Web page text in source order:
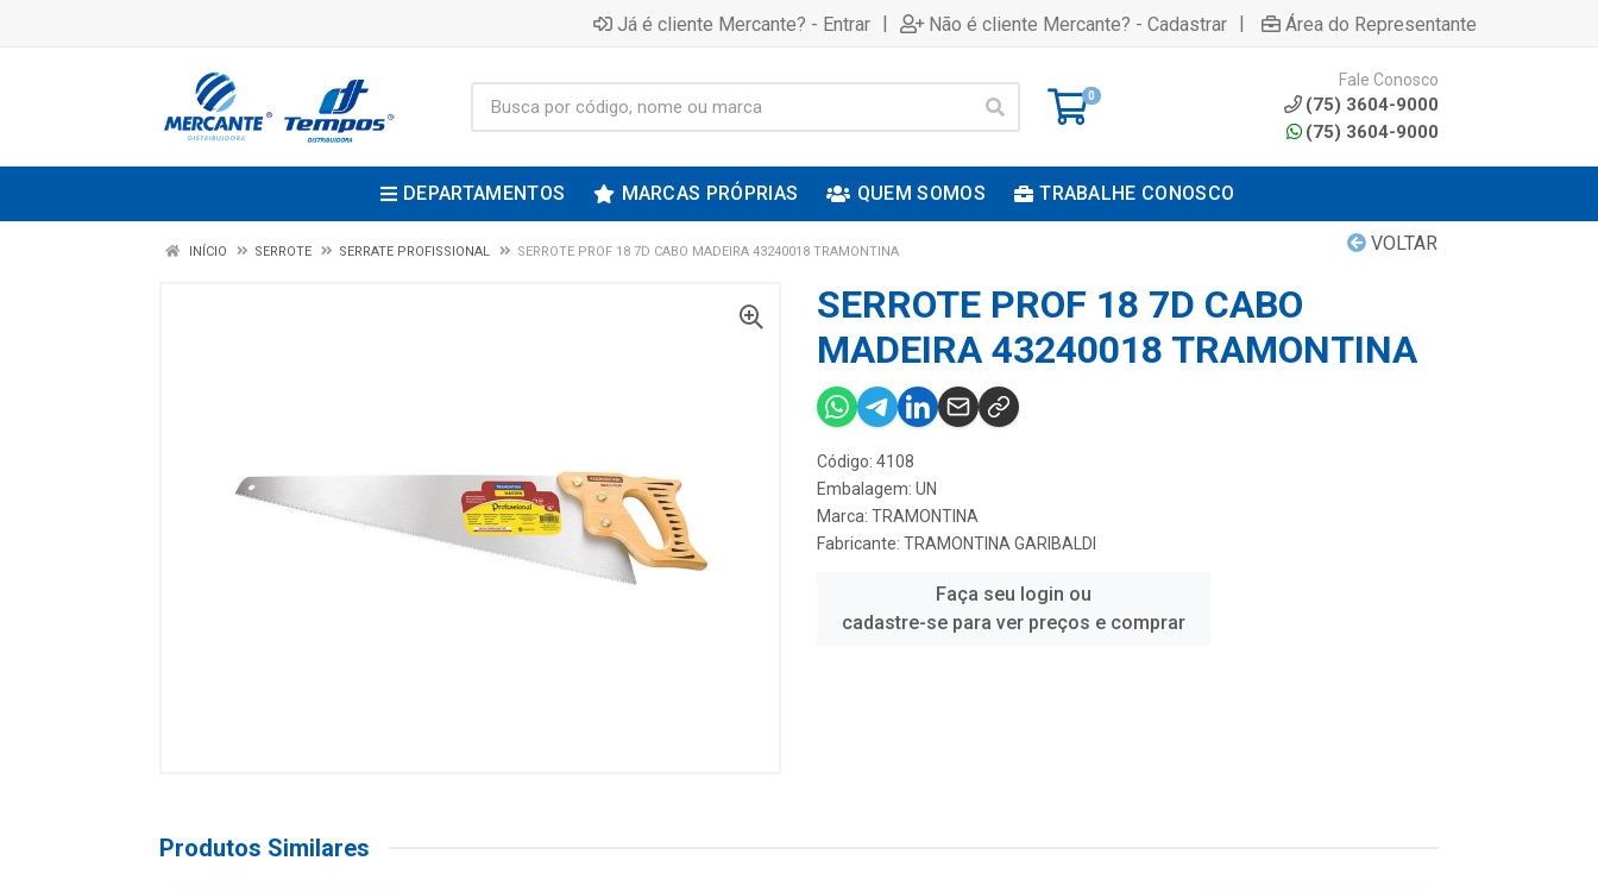
Já é cliente Mercante? - Entrar | Não é cliente Mercante? - Cadastrar | Área do Representante
0
Fale Conosco
(75) 3604-9000
(75) 3604-9000
DEPARTAMENTOS MARCAS PRÓPRIAS QUEM SOMOS TRABALHE CONOSCO
VOLTAR
INÍCIO SERROTE SERRATE PROFISSIONAL SERROTE PROF 18 7D CABO MADEIRA 43240018 TRAMONTINA
SERROTE PROF 18 7D CABO
MADEIRA 43240018 TRAMONTINA
Código: 4108
Embalagem: UN
Marca: TRAMONTINA
Fabricante: TRAMONTINA GARIBALDI
Faça seu login ou
cadastre-se para ver preços e comprar
Produtos Similares